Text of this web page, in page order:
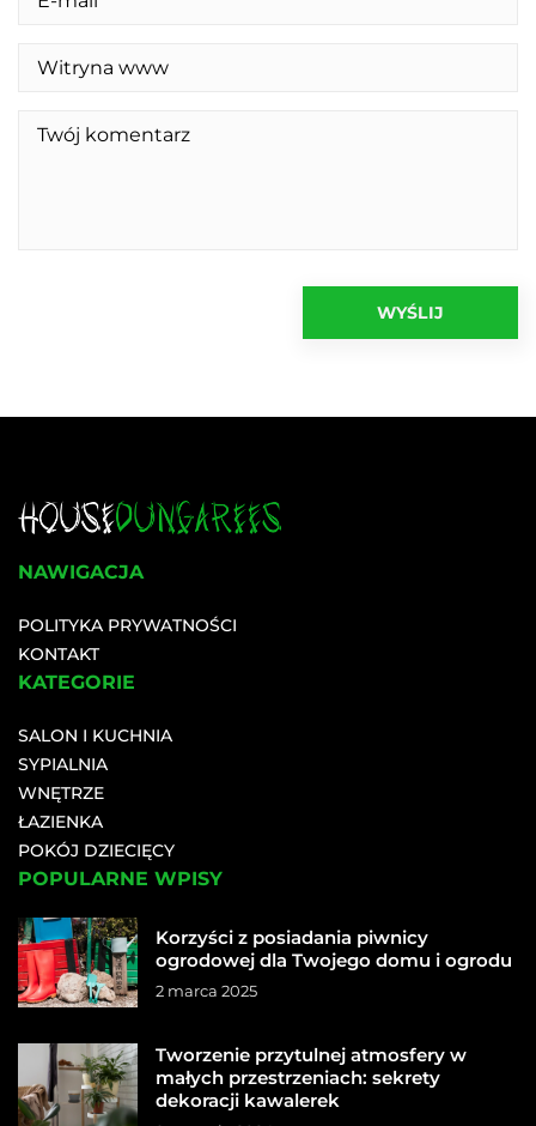
NAWIGACJA
POLITYKA PRYWATNOŚCI
KONTAKT
KATEGORIE
SALON I KUCHNIA
SYPIALNIA
WNĘTRZE
ŁAZIENKA
POKÓJ DZIECIĘCY
POPULARNE WPISY
Korzyści z posiadania piwnicy
ogrodowej dla Twojego domu i ogrodu
2 marca 2025
Tworzenie przytulnej atmosfery w
małych przestrzeniach: sekrety
dekoracji kawalerek